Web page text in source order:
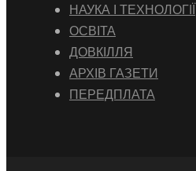
НАУКА І ТЕХНОЛОГІЇ
ОСВІТА
ДОВКІЛЛЯ
АРХІВ ГАЗЕТИ
ПЕРЕДПЛАТА